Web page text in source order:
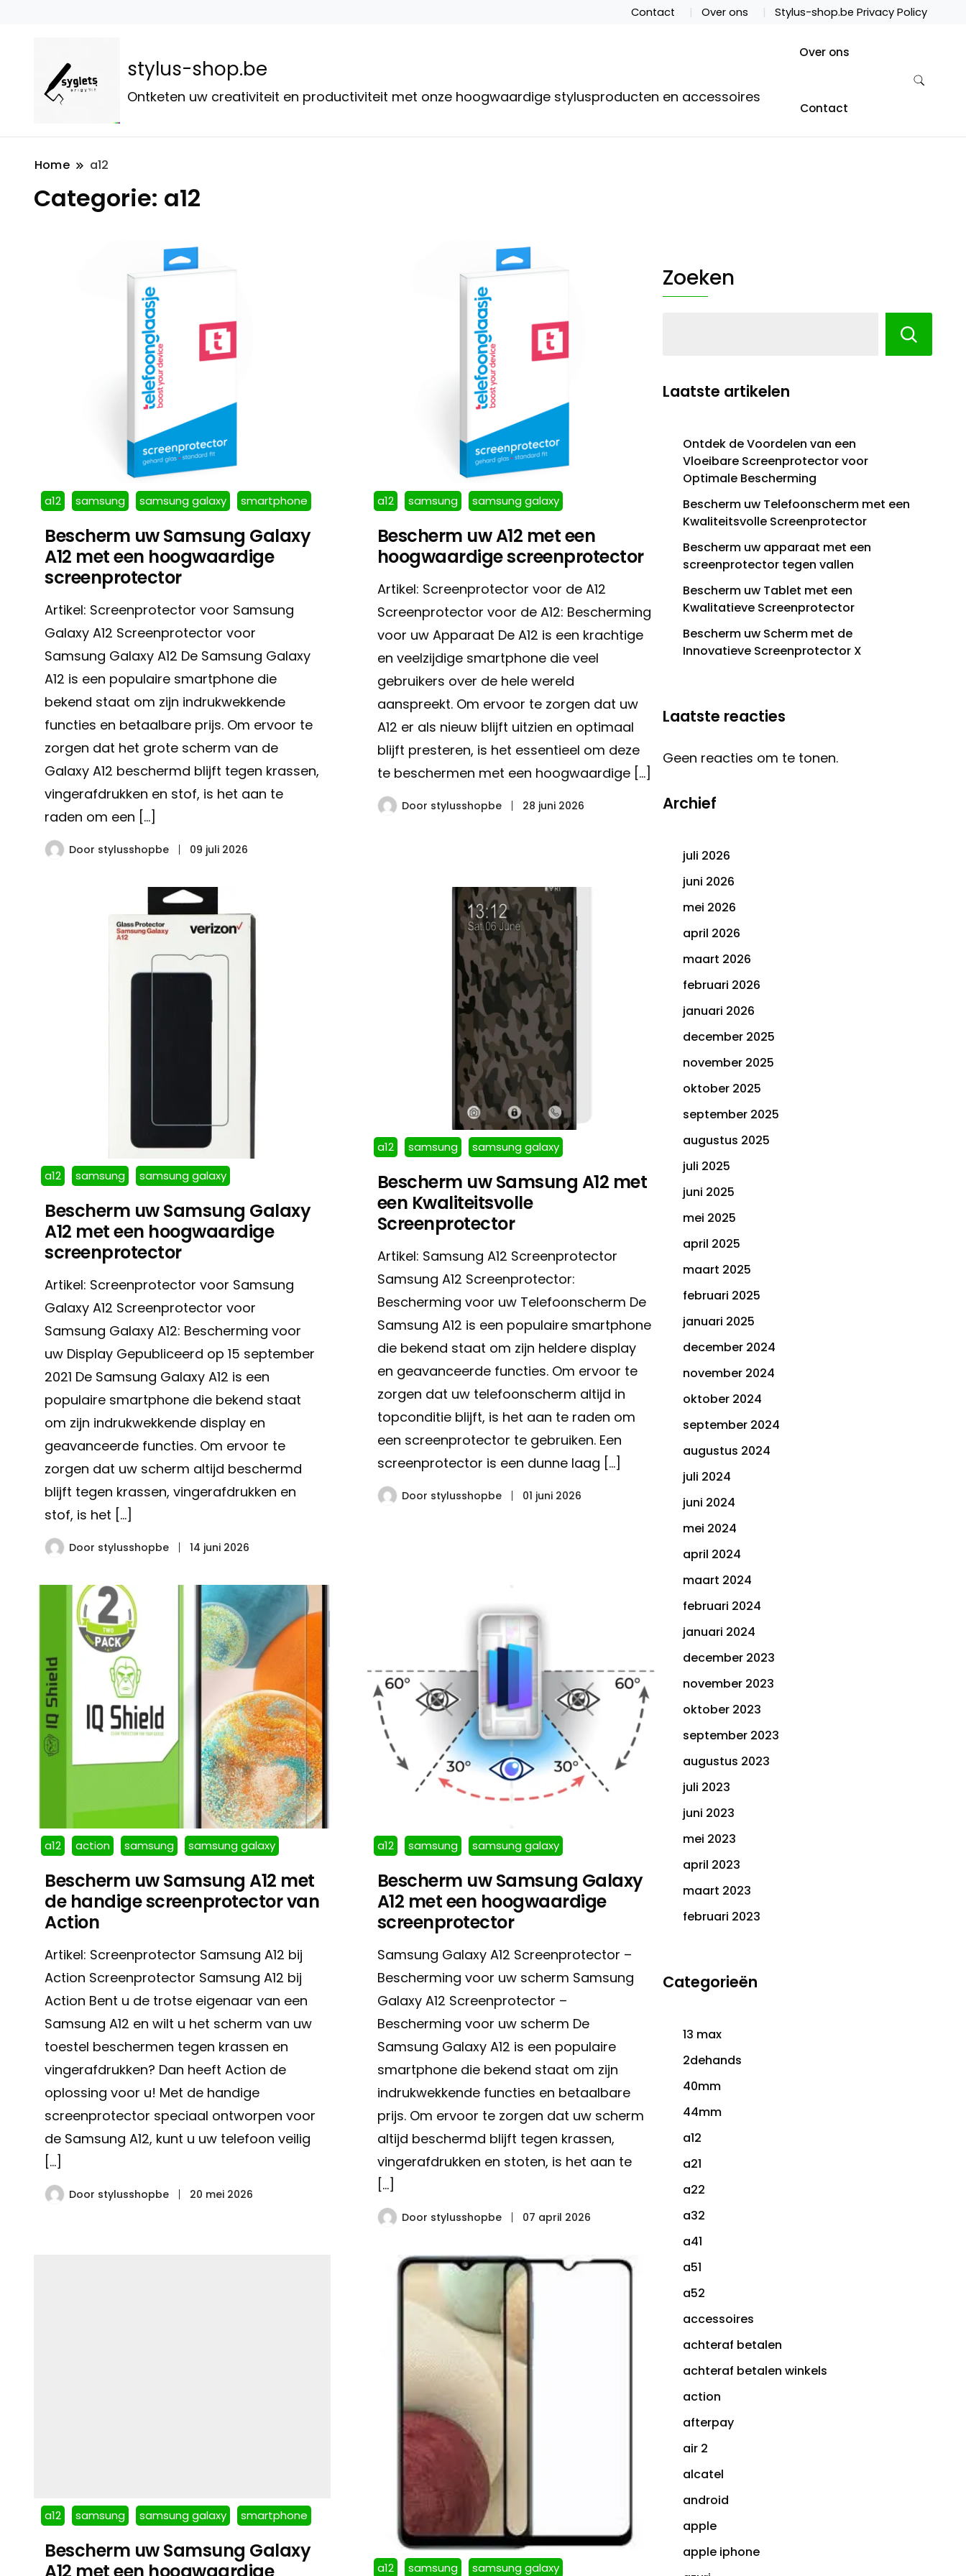
Contact Over ons Stylus-shop.be Privacy Policy
stylus-shop.be
Ontketen uw creativiteit en productiviteit met onze hoogwaardige stylusproducten en accessoires
Over ons
Contact
Home a12
Categorie: a12
a12 samsung samsung galaxy smartphone
Bescherm uw Samsung Galaxy
A12 met een hoogwaardige
screenprotector
Artikel: Screenprotector voor Samsung
Galaxy A12 Screenprotector voor
Samsung Galaxy A12 De Samsung Galaxy
A12 is een populaire smartphone die
bekend staat om zijn indrukwekkende
functies en betaalbare prijs. Om ervoor te
zorgen dat het grote scherm van de
Galaxy A12 beschermd blijft tegen krassen,
vingerafdrukken en stof, is het aan te
raden om een […]
Door stylusshopbe 09 juli 2026
a12 samsung samsung galaxy
Bescherm uw A12 met een
hoogwaardige screenprotector
Artikel: Screenprotector voor de A12
Screenprotector voor de A12: Bescherming
voor uw Apparaat De A12 is een krachtige
en veelzijdige smartphone die veel
gebruikers over de hele wereld
aanspreekt. Om ervoor te zorgen dat uw
A12 er als nieuw blijft uitzien en optimaal
blijft presteren, is het essentieel om deze
te beschermen met een hoogwaardige […]
Door stylusshopbe 28 juni 2026
a12 samsung samsung galaxy
Bescherm uw Samsung Galaxy
A12 met een hoogwaardige
screenprotector
Artikel: Screenprotector voor Samsung
Galaxy A12 Screenprotector voor
Samsung Galaxy A12: Bescherming voor
uw Display Gepubliceerd op 15 september
2021 De Samsung Galaxy A12 is een
populaire smartphone die bekend staat
om zijn indrukwekkende display en
geavanceerde functies. Om ervoor te
zorgen dat uw scherm altijd beschermd
blijft tegen krassen, vingerafdrukken en
stof, is het […]
Door stylusshopbe 14 juni 2026
a12 samsung samsung galaxy
Bescherm uw Samsung A12 met
een Kwaliteitsvolle
Screenprotector
Artikel: Samsung A12 Screenprotector
Samsung A12 Screenprotector:
Bescherming voor uw Telefoonscherm De
Samsung A12 is een populaire smartphone
die bekend staat om zijn heldere display
en geavanceerde functies. Om ervoor te
zorgen dat uw telefoonscherm altijd in
topconditie blijft, is het aan te raden om
een screenprotector te gebruiken. Een
screenprotector is een dunne laag […]
Door stylusshopbe 01 juni 2026
a12 action samsung samsung galaxy
Bescherm uw Samsung A12 met
de handige screenprotector van
Action
Artikel: Screenprotector Samsung A12 bij
Action Screenprotector Samsung A12 bij
Action Bent u de trotse eigenaar van een
Samsung A12 en wilt u het scherm van uw
toestel beschermen tegen krassen en
vingerafdrukken? Dan heeft Action de
oplossing voor u! Met de handige
screenprotector speciaal ontworpen voor
de Samsung A12, kunt u uw telefoon veilig
[…]
Door stylusshopbe 20 mei 2026
a12 samsung samsung galaxy
Bescherm uw Samsung Galaxy
A12 met een hoogwaardige
screenprotector
Samsung Galaxy A12 Screenprotector –
Bescherming voor uw scherm Samsung
Galaxy A12 Screenprotector –
Bescherming voor uw scherm De
Samsung Galaxy A12 is een populaire
smartphone die bekend staat om zijn
indrukwekkende functies en betaalbare
prijs. Om ervoor te zorgen dat uw scherm
altijd beschermd blijft tegen krassen,
vingerafdrukken en stoten, is het aan te
[…]
Door stylusshopbe 07 april 2026
a12 samsung samsung galaxy smartphone
Bescherm uw Samsung Galaxy
A12 met een hoogwaardige
a12 samsung samsung galaxy
Zoeken
Laatste artikelen
Ontdek de Voordelen van een
Vloeibare Screenprotector voor
Optimale Bescherming
Bescherm uw Telefoonscherm met een
Kwaliteitsvolle Screenprotector
Bescherm uw apparaat met een
screenprotector tegen vallen
Bescherm uw Tablet met een
Kwalitatieve Screenprotector
Bescherm uw Scherm met de
Innovatieve Screenprotector X
Laatste reacties
Geen reacties om te tonen.
Archief
juli 2026
juni 2026
mei 2026
april 2026
maart 2026
februari 2026
januari 2026
december 2025
november 2025
oktober 2025
september 2025
augustus 2025
juli 2025
juni 2025
mei 2025
april 2025
maart 2025
februari 2025
januari 2025
december 2024
november 2024
oktober 2024
september 2024
augustus 2024
juli 2024
juni 2024
mei 2024
april 2024
maart 2024
februari 2024
januari 2024
december 2023
november 2023
oktober 2023
september 2023
augustus 2023
juli 2023
juni 2023
mei 2023
april 2023
maart 2023
februari 2023
Categorieën
13 max
2dehands
40mm
44mm
a12
a21
a22
a32
a41
a51
a52
accessoires
achteraf betalen
achteraf betalen winkels
action
afterpay
air 2
alcatel
android
apple
apple iphone